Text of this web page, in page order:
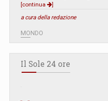
[continua
]
a cura della redazione
MONDO
Il Sole 24 ore